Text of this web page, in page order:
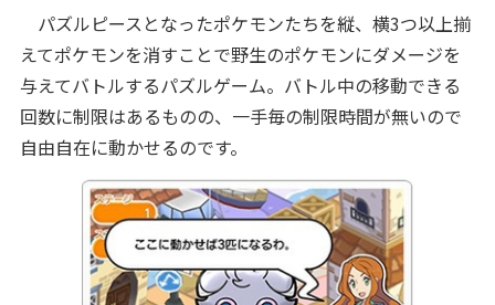
パズルピースとなったポケモンたちを縦、横3つ以上揃
えてポケモンを消すことで野生のポケモンにダメージを
与えてバトルするパズルゲーム。バトル中の移動できる
回数に制限はあるものの、一手毎の制限時間が無いので
自由自在に動かせるのです。